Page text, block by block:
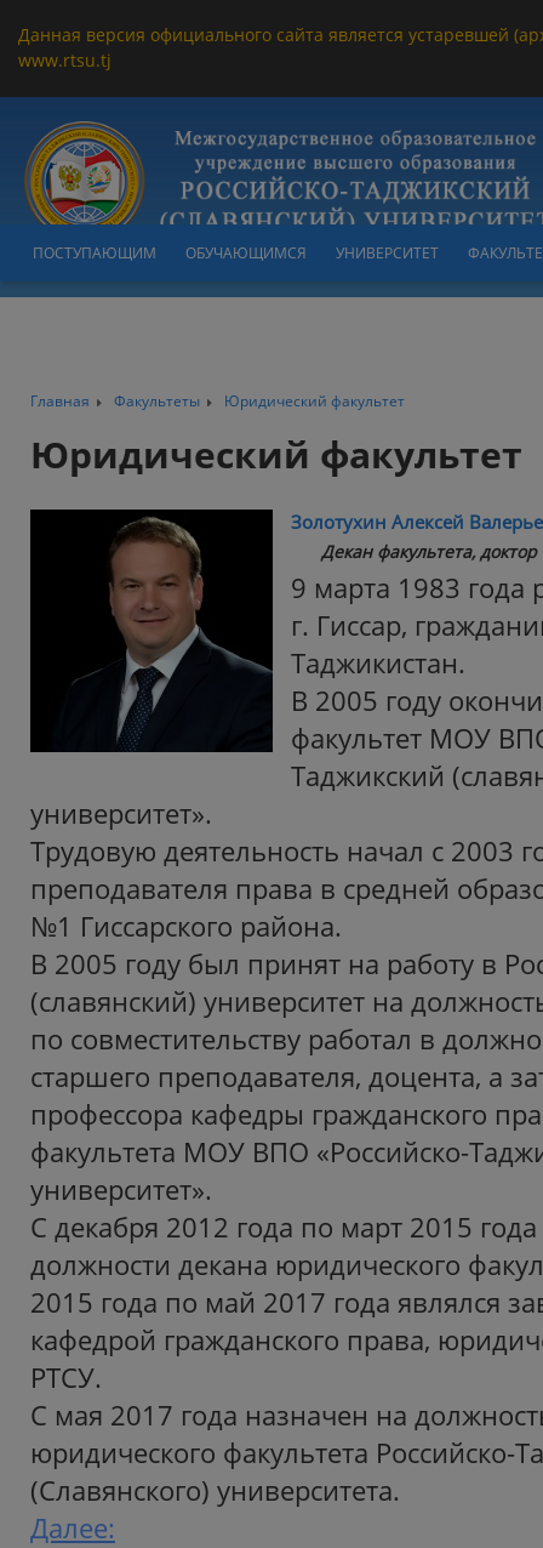
Данная версия официального сайта является устаревшей
www.rtsu.tj
ПОСТУПАЮЩИМ ОБУЧАЮЩИМСЯ УНИВЕРСИТЕТ
Главная Факультеты Юридический факультет
Юридический факультет
Золотухин Алексей
Декан факультета,
9 марта 1983 года
г. Гиссар,
Таджикистан.
В 2005 году
факультет МОУ
Таджикский
университет».
Трудовую деятельность начал с 2003
преподавателя права в средней
№1 Гиссарского района.
В 2005 году был принят на работу в
(славянский) университет на
по совместительству работал в
старшего преподавателя, доцента, а
профессора кафедры гражданского
факультета МОУ ВПО «Российско-
университет».
С декабря 2012 года по март 2015
должности декана юридического
2015 года по май 2017 года являлся
кафедрой гражданского права,
РТСУ.
С мая 2017 года назначен на
юридического факультета Российско-
(Славянского) университета.
Далее: